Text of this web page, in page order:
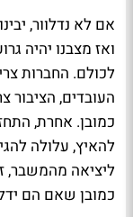
אם לא נדלוור,
ואז מצבנו יהיה
לכולם. החברות
העובדים,
כמובן. אחרת,
להאיץ, עלולה
ליציאה מהמשבר,
כמובן שאם הם